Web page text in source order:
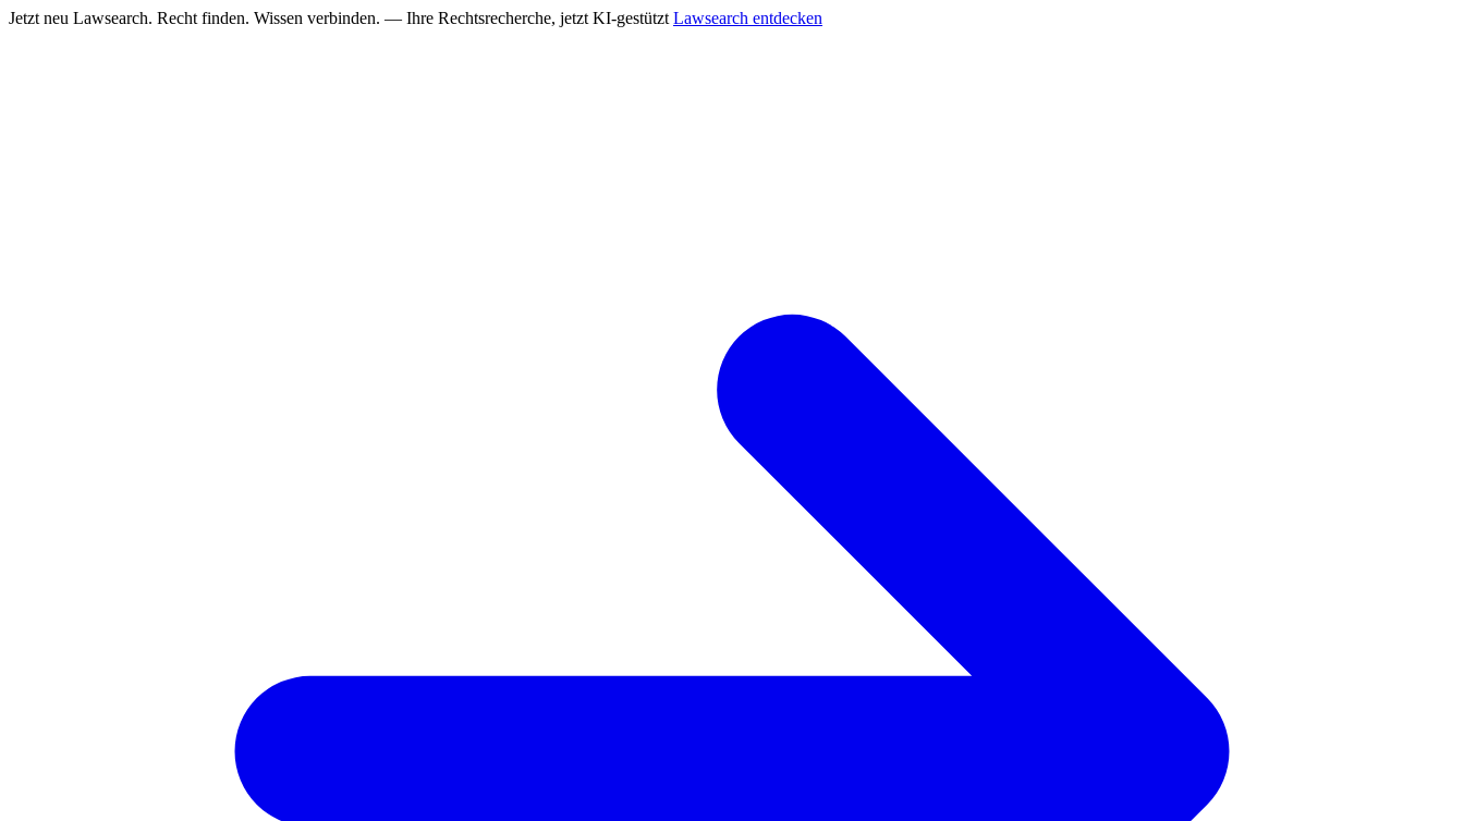
Jetzt neu Lawsearch. Recht finden. Wissen verbinden. — Ihre Rechtsrecherche, jetzt KI-gestützt Lawsearch entdecken